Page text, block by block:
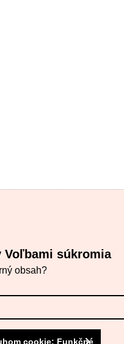
Voľbami súkromia
obsah?
cookie: Funkčné